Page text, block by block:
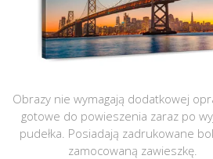
Obrazy nie wymagają dodatkowej
gotowe do powieszenia zaraz po
pudełka. Posiadają zadrukowane
zamocowaną zawieszkę.